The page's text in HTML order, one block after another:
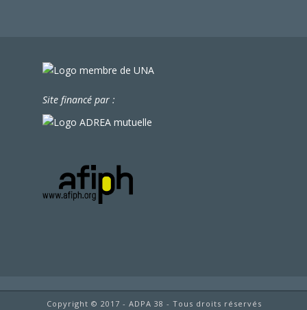
Site financé par :
Copyright © 2017 - ADPA 38 - Tous droits réservés